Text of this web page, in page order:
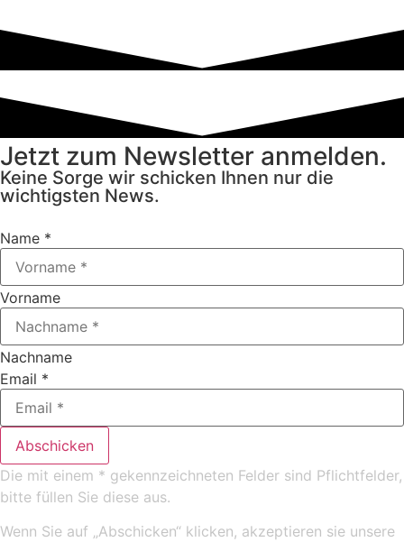
Jetzt zum Newsletter anmelden.
Keine Sorge wir schicken Ihnen nur die
wichtigsten News.
Name *
Vorname
Nachname
Email *
Abschicken
Die mit einem * gekennzeichneten Felder sind Pflichtfelder,
bitte füllen Sie diese aus.
Wenn Sie auf „Abschicken“ klicken, akzeptieren sie unsere